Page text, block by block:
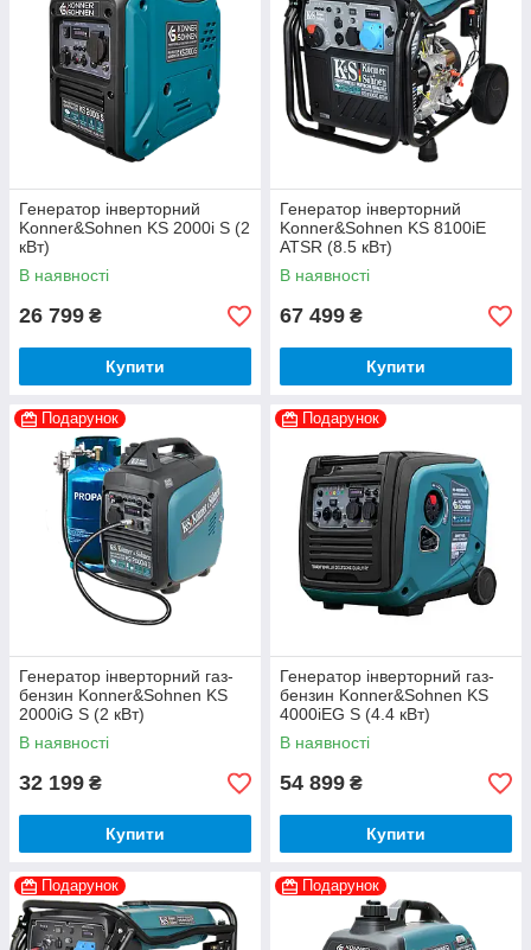
Генератор інверторний
Konner&Sohnen KS 2000i S (2
кВт)
В наявності
26 799 ₴
Купити
Генератор інверторний
Konner&Sohnen KS 8100iE
ATSR (8.5 кВт)
В наявності
67 499 ₴
Купити
Подарунок
Генератор інверторний газ-
бензин Konner&Sohnen KS
2000iG S (2 кВт)
В наявності
32 199 ₴
Купити
Подарунок
Генератор інверторний газ-
бензин Konner&Sohnen KS
4000iEG S (4.4 кВт)
В наявності
54 899 ₴
Купити
Подарунок Подарунок